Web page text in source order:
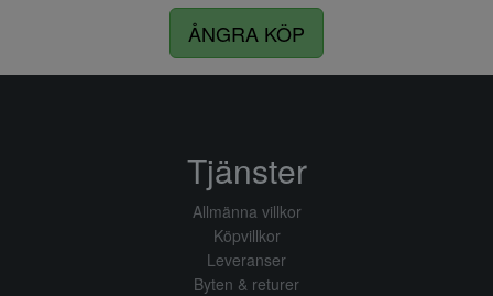
ÅNGRA KÖP
Tjänster
Allmänna villkor
Köpvillkor
Leveranser
Byten & returer